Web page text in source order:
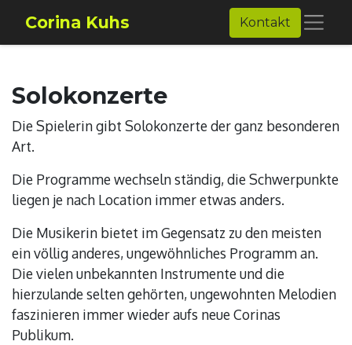
Corina Kuhs Kontakt
Solokonzerte
Die Spielerin gibt Solokonzerte der ganz besonderen
Art.
Die Programme wechseln ständig, die Schwerpunkte
liegen je nach Location immer etwas anders.
Die Musikerin bietet im Gegensatz zu den meisten
ein völlig anderes, ungewöhnliches Programm an.
Die vielen unbekannten Instrumente und die
hierzulande selten gehörten, ungewohnten Melodien
faszinieren immer wieder aufs neue Corinas
Publikum.